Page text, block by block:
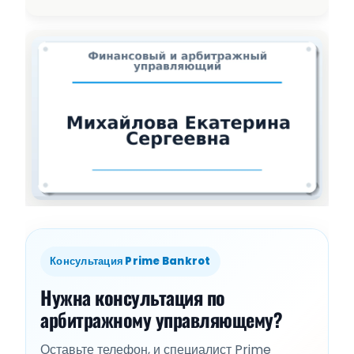
Консультация Prime Bankrot
Нужна консультация по
арбитражному управляющему?
Оставьте телефон, и специалист Prime